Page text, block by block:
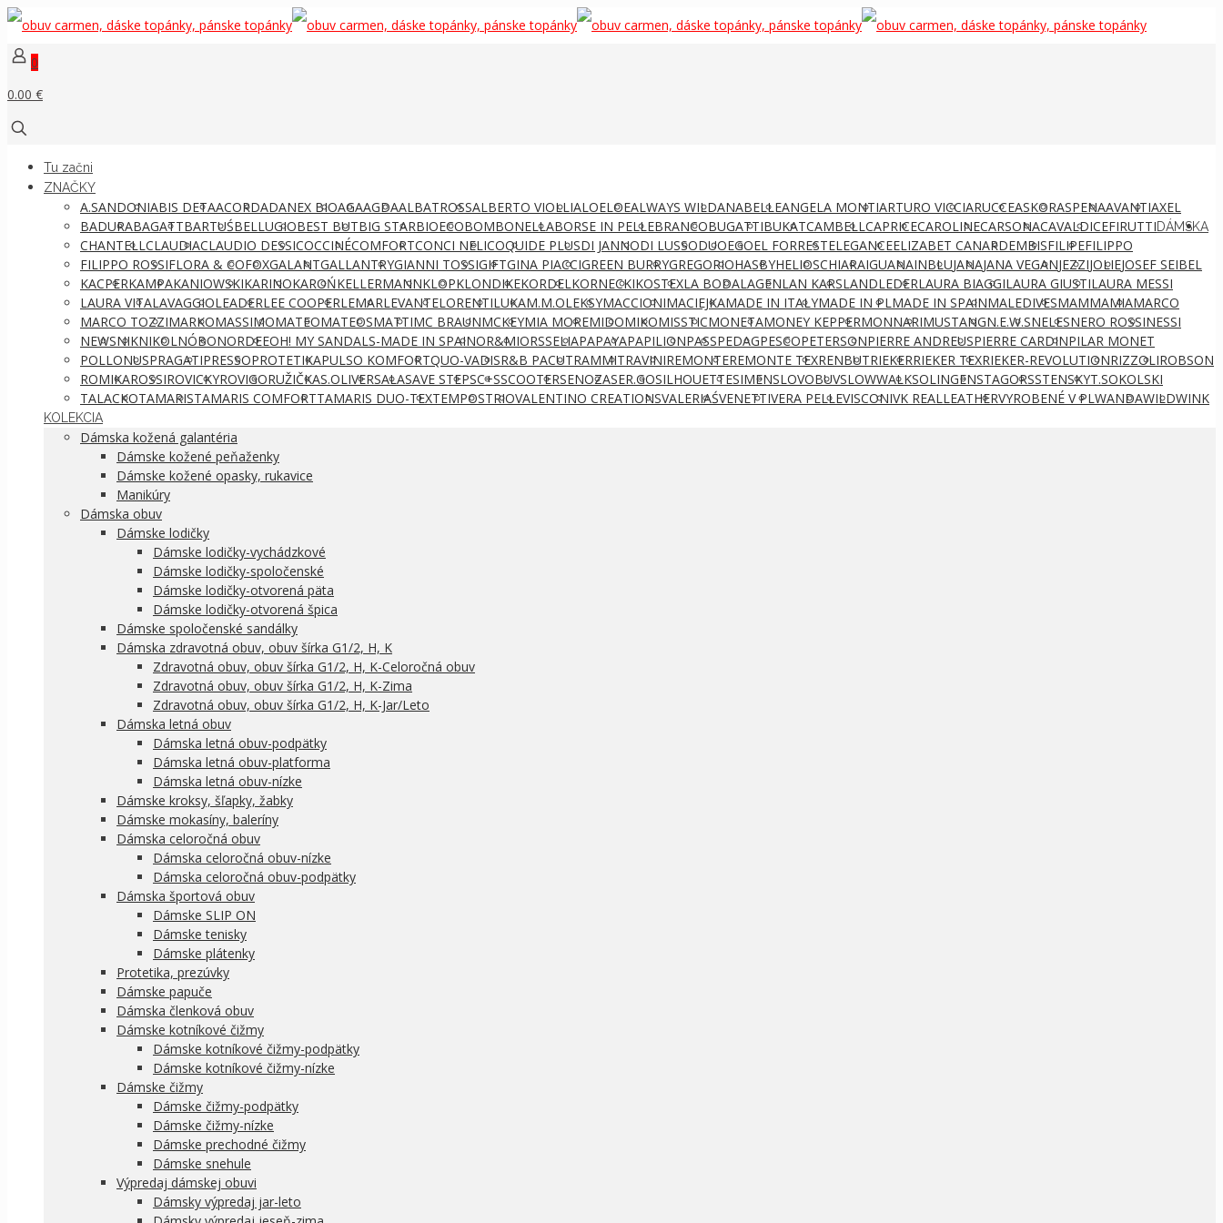
0
0.00 €
Tu začni
ZNAČKY
A.SANDONIABIS DETAACORDADANEX BIOAGAAGDAALBATROSSALBERTO VIOLLIALOELOEALWAYS WILDANABELLEANGELA MONTIARTURO VICCIARUCCEASKORASPENAAVANTIAXEL
BADURABAGATTBARTUŚBELLUGIOBEST BUTBIG STARBIOECOBOMBONELLABORSE IN PELLEBRANCOBUGATTIBUKATCAMBELLCAPRICECAROLINECARSONACAVALDICEFIRUTTI
CHANTELLCLAUDIACLAUDIO DESSICOCCINÉCOMFORTCONCI NELICOQUIDE PLUSDI JANNODI LUSSODUOEGOEL FORRESTELEGANCEELIZABET CANARDEMBISFILIPEFILIPPO
FILIPPO ROSSIFLORA & COFOXGALANTGALLANTRYGIANNI TOSSIGIFTGINA PIACCIGREEN BURRYGREGORIOHASBYHELIOSCHIARAIGUANAINBLUJANAJANA VEGANJEZZIJOLIEJOSEF SEIBEL
KACPERKAMPAKANIOWSKIKARINOKAROŃKELLERMANNKLOPKLONDIKEKORDELKORNECKIKOSTEXLA BODALAGENLAN KARSLANDLEDERLAURA BIAGGILAURA GIUSTILAURA MESSI
LAURA VITALAVAGGIOLEADERLEE COOPERLEMARLEVANTELORENTILUKAM.M.OLEKSYMACCIONIMACIEJKAMADE IN ITALYMADE IN PLMADE IN SPAINMALEDIVESMAMMAMIAMARCO
MARCO TOZZIMARKOMASSIMOMATEOMATEOSMATTIMC BRAUNMCKEYMIA MOREMIDOMIKOMISSTICMONETAMONEY KEPPERMONNARIMUSTANGN.E.W.SNELESNERO ROSSINESSI
NEWSNIKNIKOLNÓBONORDEEOH! MY SANDALS-MADE IN SPAINOR&MIORSSELIAPAPAYAPAPILIONPASSPEDAGPESCOPETERSONPIERRE ANDREUSPIERRE CARDINPILAR MONET
POLLONUSPRAGATIPRESSOPROTETIKAPULSO KOMFORTQUO-VADISR&B PACUTRAMMITRAVINIREMONTEREMONTE TEXRENBUTRIEKERRIEKER TEXRIEKER-REVOLUTIONRIZZOLIROBSON
ROMIKAROSSIROVICKYROVIGORUŽIČKAS.OLIVERSALASAVE STEPSC+SSCOOTERSENOZASER.GOSILHOUETTESIMENSLOVOBUVSLOWWALKSOLINGENSTAGORSSTENSKYT.SOKOLSKI
TALACKOTAMARISTAMARIS COMFORTTAMARIS DUO-TEXTEMPOSTRIOVALENTINO CREATIONSVALERIAŚVENETTIVERA PELLEVISCONIVK REALLEATHERVYROBENÉ V PLWANDAWILDWINK
DÁMSKA
KOLEKCIA
Dámska kožená galantéria
Dámske kožené peňaženky
Dámske kožené opasky, rukavice
Manikúry
Dámska obuv
Dámske lodičky
Dámske lodičky-vychádzkové
Dámske lodičky-spoločenské
Dámske lodičky-otvorená päta
Dámske lodičky-otvorená špica
Dámske spoločenské sandálky
Dámska zdravotná obuv, obuv šírka G1/2, H, K
Zdravotná obuv, obuv šírka G1/2, H, K-Celoročná obuv
Zdravotná obuv, obuv šírka G1/2, H, K-Zima
Zdravotná obuv, obuv šírka G1/2, H, K-Jar/Leto
Dámska letná obuv
Dámska letná obuv-podpätky
Dámska letná obuv-platforma
Dámska letná obuv-nízke
Dámske kroksy, šľapky, žabky
Dámske mokasíny, baleríny
Dámska celoročná obuv
Dámska celoročná obuv-nízke
Dámska celoročná obuv-podpätky
Dámska športová obuv
Dámske SLIP ON
Dámske tenisky
Dámske plátenky
Protetika, prezúvky
Dámske papuče
Dámska členková obuv
Dámske kotníkové čižmy
Dámske kotníkové čižmy-podpätky
Dámske kotníkové čižmy-nízke
Dámske čižmy
Dámske čižmy-podpätky
Dámske čižmy-nízke
Dámske prechodné čižmy
Dámske snehule
Výpredaj dámskej obuvi
Dámsky výpredaj jar-leto